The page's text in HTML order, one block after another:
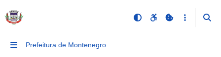
Prefeitura de Montenegro